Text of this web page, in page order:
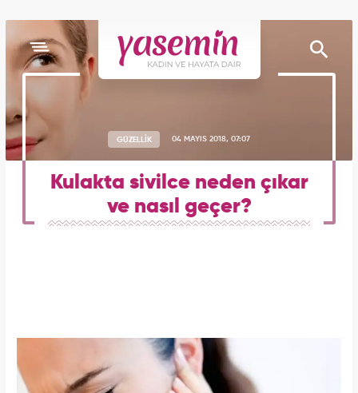
GÜZELLİK 04 MAYIS 2018, 07:07
Kulakta sivilce neden çıkar
ve nasıl geçer?